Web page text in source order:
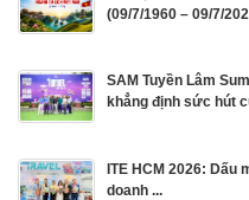
(09/7/1960 – 09/7/
SAM Tuyền Lâm
khẳng định sức hút
ITE HCM 2026: Dấu
doanh ...